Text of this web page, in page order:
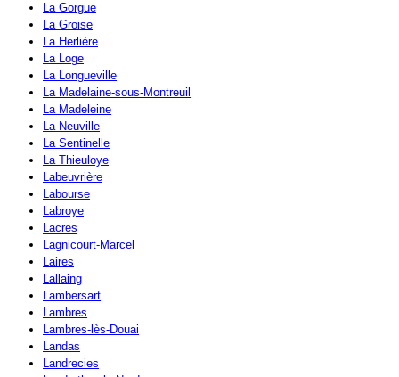
La Gorgue
La Groise
La Herlière
La Loge
La Longueville
La Madelaine-sous-Montreuil
La Madeleine
La Neuville
La Sentinelle
La Thieuloye
Labeuvrière
Labourse
Labroye
Lacres
Lagnicourt-Marcel
Laires
Lallaing
Lambersart
Lambres
Lambres-lès-Douai
Landas
Landrecies